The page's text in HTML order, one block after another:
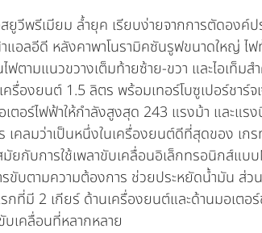
ยูวีพรีเมียม ล้ำยุค เรียบง่ายจากการตัดองค์ป
แอลอีดี หลังคาพาโนรามิคซันรูฟขนาดใหญ่ ไฟ
ฟตามแนวขวางเต็มท้ายซ้าย-ขวา และไอเท็ม
รื่องยนต์ 1.5 ลิตร พร้อมเทอร์โบซูเปอร์ชาร์จ
ตอร์ไฟฟ้าให้กำลังสูงสุด 243 แรงม้า และแร
คลมว่าเป็นหนึ่งในเครื่องยนต์ดีที่สุดของ เก
ยกับการใช้เพลาขับเคลื่อนอิเล็กทรอนิกส์แบ
ขับตามความต้องการ ช่วยประหยัดน้ำมัน ส่ว
กที่มี 2 เกียร์ ด้านเครื่องยนต์และด้านมอเตอ
บเคลื่อนที่หลากหลาย